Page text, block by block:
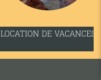
LOCATION DE VACANCES